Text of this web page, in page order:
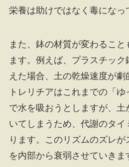
栄養は助けではなく毒になっ
また、鉢の材質が変わること
ます。例えば、プラスチッ
えた場合、土の乾燥速度が劇
トレリチアはこれまでの「ゆ
で水を吸おうとしますが、土
いてしまうため、代謝のタイ
ります。このリズムのズレ
を内部から衰弱させていきま